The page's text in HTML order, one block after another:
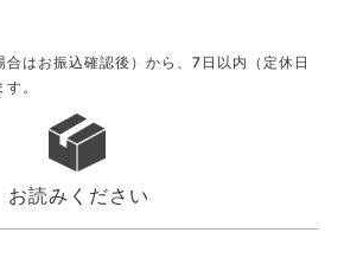
合はお振込確認後）から、7日以内（定休日
。
お読みください